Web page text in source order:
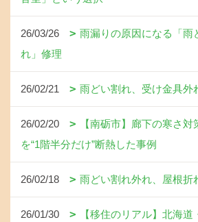
26/03/26
雨漏りの原因になる「雨
れ」修理
26/02/21 雨どい割れ、受け金具外
26/02/20
【南砺市】廊下の寒さ
を“1階半分だけ”断熱した事例
26/02/18 雨どい割れ外れ、屋根折
26/01/30
【移住のリアル】北海